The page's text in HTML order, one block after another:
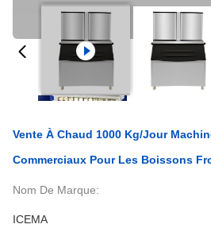
Vente À Chaud 1000 Kg/jour
Commerciaux Pour Les Boissons
Nom De Marque:
ICEMA